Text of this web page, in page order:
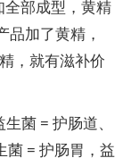
部成型，黄精
加了黄精，
，就有滋补价
菌 = 护肠道、
菌 = 护肠胃，益